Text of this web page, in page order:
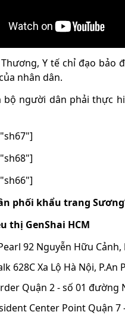
Thương, Y tế chỉ đạo
nhân dân.
bộ người dân phải thực
phối khẩu trang
thị GenShai HCM
92 Nguyễn Hữu Cảnh,
628C Xa Lộ Hà Nội,
Quận 2 - số 01 đường
Center Point Quận 7